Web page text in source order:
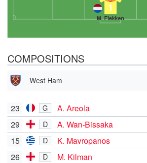
1
M. Flekken
COMPOSITIONS
West Ham
23 G
A. Areola
29
D
A. Wan-Bissaka
15
D K. Mavropanos
26 D
M. Kilman